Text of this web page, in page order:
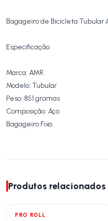
Bagageiro de Bicicleta Tubular
Especificação
Marca: AMR
Modelo: Tubular
Peso: 851 gramas
Composição: Aço
Bagageiro Fixo
Produtos relacionados
PRO ROLL